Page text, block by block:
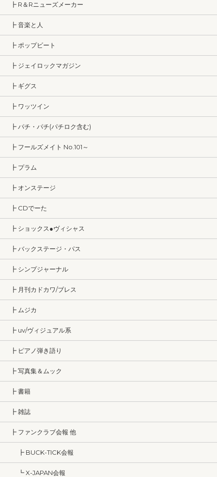
┣ R＆Rニューズメーカー
┣ 音楽と人
┣ ポップビート
┣ ジェイロックマガジン
┣ ギグス
┣ ワッツイン
┣ パチ・パチ(パチロク含む)
┣ フールズメイト No.101～
┣ プラム
┣ オンステージ
┣ CDでーた
┣ ショックス●ヴィシャス
┣ バックステージ・パス
┣ シンプジャーナル
┣ 月刊カドカワ/ブレス
┣ ムジカ
┣ uv/ヴィジュアル系
┣ ピアノ弾き語り
┣ 写真集＆ムック
┣ 書籍
┣ 雑誌
┣ ファンクラブ会報 他
┣ BUCK-TICK会報
┗ X-JAPAN会報